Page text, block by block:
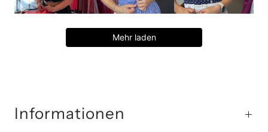
Mehr laden
Informationen